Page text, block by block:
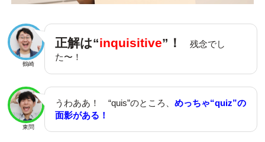
鶴崎
正解は“inquisitive”！
残念でし
た〜！
東問
うわああ！ “quis”のところ、めっちゃ“quiz”の
面影がある！